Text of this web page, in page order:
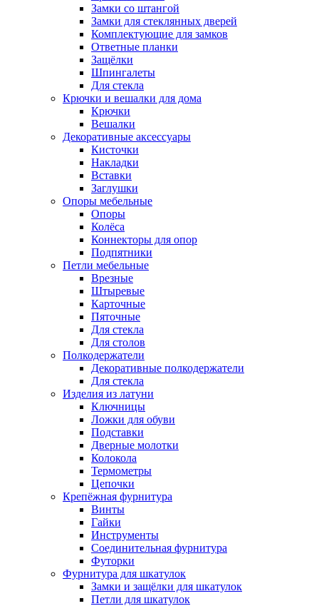
Замки со штангой
Замки для стеклянных дверей
Комплектующие для замков
Ответные планки
Защёлки
Шпингалеты
Для стекла
Крючки и вешалки для дома
Крючки
Вешалки
Декоративные аксессуары
Кисточки
Накладки
Вставки
Заглушки
Опоры мебельные
Опоры
Колёса
Коннекторы для опор
Подпятники
Петли мебельные
Врезные
Штыревые
Карточные
Пяточные
Для стекла
Для столов
Полкодержатели
Декоративные полкодержатели
Для стекла
Изделия из латуни
Ключницы
Ложки для обуви
Подставки
Дверные молотки
Колокола
Термометры
Цепочки
Крепёжная фурнитура
Винты
Гайки
Инструменты
Соединительная фурнитура
Футорки
Фурнитура для шкатулок
Замки и защёлки для шкатулок
Петли для шкатулок